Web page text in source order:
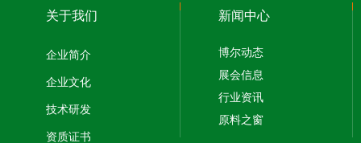
关于我们
企业简介
企业文化
技术研发
资质证书
新闻中心
博尔动态
展会信息
行业资讯
原料之窗